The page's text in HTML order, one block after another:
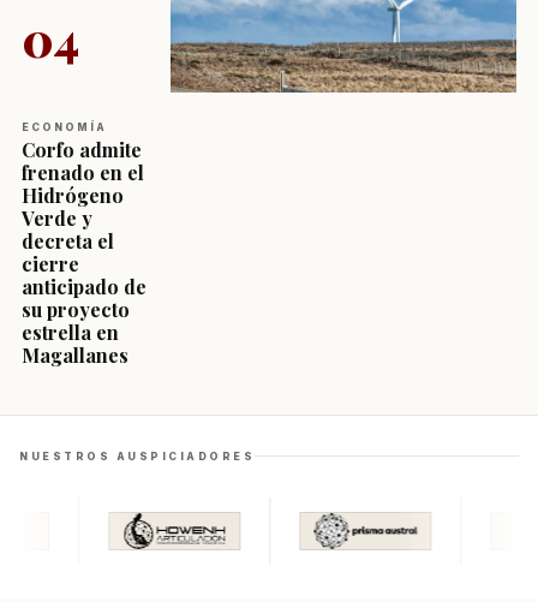
04
ECONOMÍA
Corfo admite
frenado en el
Hidrógeno
Verde y
decreta el
cierre
anticipado de
su proyecto
estrella en
Magallanes
NUESTROS AUSPICIADORES